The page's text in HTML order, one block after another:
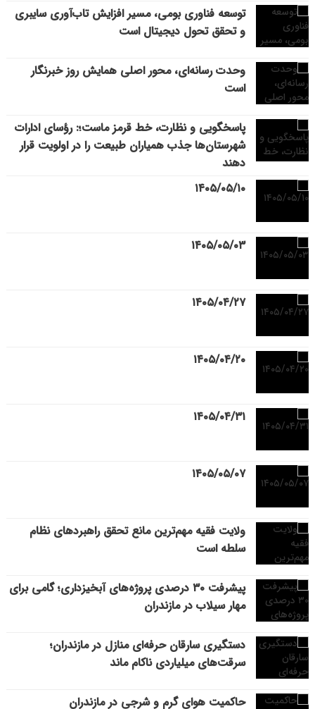
توسعه فناوری بومی، مسیر افزایش تاب‌آوری سایبری
و تحقق تحول دیجیتال است
وحدت رسانه‌ای، محور اصلی همایش روز خبرنگار
است
پاسخگویی و نظارت، خط قرمز ماست؛: رؤسای ادارات
شهرستان‌ها جذب همیاران طبیعت را در اولویت قرار
دهند
۱۴۰۵/۰۵/۱۰
۱۴۰۵/۰۵/۰۳
۱۴۰۵/۰۴/۲۷
۱۴۰۵/۰۴/۲۰
۱۴۰۵/۰۴/۳۱
۱۴۰۵/۰۵/۰۷
ولایت فقیه مهم‌ترین مانع تحقق راهبردهای نظام
سلطه است
پیشرفت ۳۰ درصدی پروژه‌های آبخیزداری؛ گامی برای
مهار سیلاب در مازندران
دستگیری سارقان حرفه‌ای منازل در مازندران؛
سرقت‌های میلیاردی ناکام ماند
حاکمیت هوای گرم و شرجی در مازندران